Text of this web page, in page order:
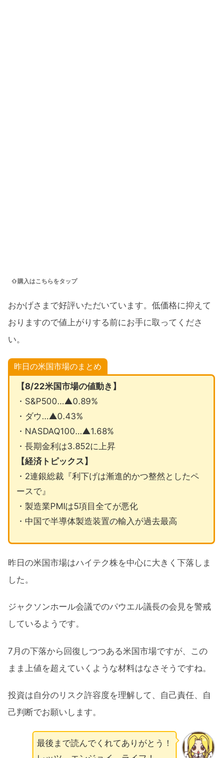
⇧購入はこちらをタップ
おかげさまで好評いただいています。低価格に抑えて
おりますので値上がりする前にお手に取ってくださ
い。
昨日の米国市場のまとめ
【8/22米国市場の値動き】
・S&P500…▲0.89%
・ダウ…▲0.43%
・NASDAQ100…▲1.68%
・長期金利は3.852に上昇
【経済トピックス】
・2連銀総裁『利下げは漸進的かつ整然としたペ
ースで』
・製造業PMIは5項目全てが悪化
・中国で半導体製造装置の輸入が過去最高
昨日の米国市場はハイテク株を中心に大きく下落しま
した。
ジャクソンホール会議でのパウエル議長の会見を警戒
しているようです。
7月の下落から回復しつつある米国市場ですが、この
まま上値を超えていくような材料はなさそうですね。
投資は自分のリスク許容度を理解して、自己責任、自
己判断でお願いします。
最後まで読んでくれてありがとう！